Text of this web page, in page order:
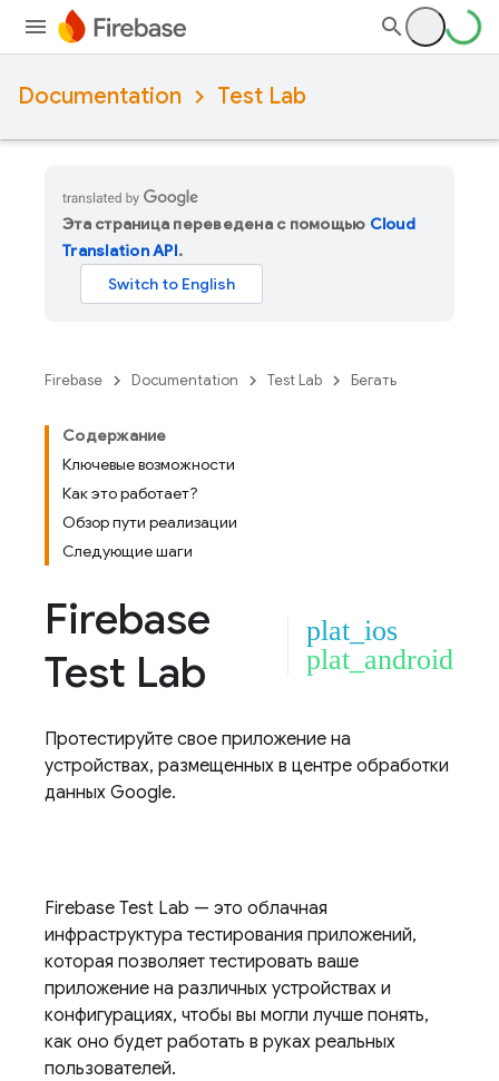
Documentation Test Lab
Эта страница переведена с помощью Cloud
Translation API.
Firebase Documentation Test Lab Бегать
Содержание
Ключевые возможности
Как это работает?
Обзор пути реализации
Следующие шаги
Firebase
Test Lab
plat_ios
plat_android
Протестируйте свое приложение на
устройствах, размещенных в центре обработки
данных Google.
Firebase Test Lab — это облачная
инфраструктура тестирования приложений,
которая позволяет тестировать ваше
приложение на различных устройствах и
конфигурациях, чтобы вы могли лучше понять,
как оно будет работать в руках реальных
пользователей.